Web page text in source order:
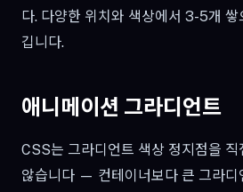
다. 다양한 위치와 색상에서 3-5개
깁니다.
애니메이션 그라디언트
CSS는 그라디언트 색상 정지점을 직
않습니다 — 컨테이너보다 큰 그라디